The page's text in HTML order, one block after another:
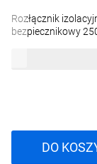
Rozłącznik
bezpiecznikowy
DO